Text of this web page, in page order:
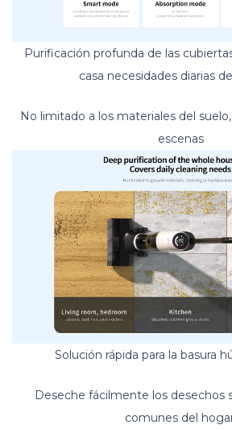
Purificación profunda de las
casa necesidades diarias
No limitado a los materiales del
escenas
Solución rápida para la basura
Deseche fácilmente los desechos
comunes del